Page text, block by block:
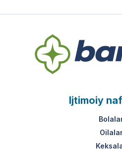
Ijtimoiy